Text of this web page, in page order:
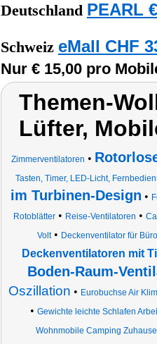
Deutschland PEARL
Schweiz eMall CHF
Nur € 15,00 pro
Themen-
Lüfter,
Zimmerventilatoren •
Tasten, Timer, LED-Licht,
im Turbinen-Design •
Rotoblätter • Reise-Ventilatoren •
Volt• Deckenventilator für
Deckenventilatoren mit
Boden-Raum-
Oszillation • Eurobuchse Air
• Gewichte leichte Schlafen
Wohnmobile Camping